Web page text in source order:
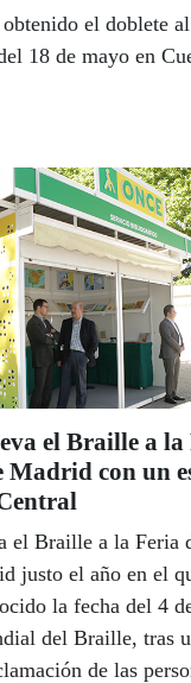
el doblete
18 de mayo en
el Braille a la
Madrid con un
el Braille a la Feria
justo el año en el
la fecha del 4
del Braille, tras
de las